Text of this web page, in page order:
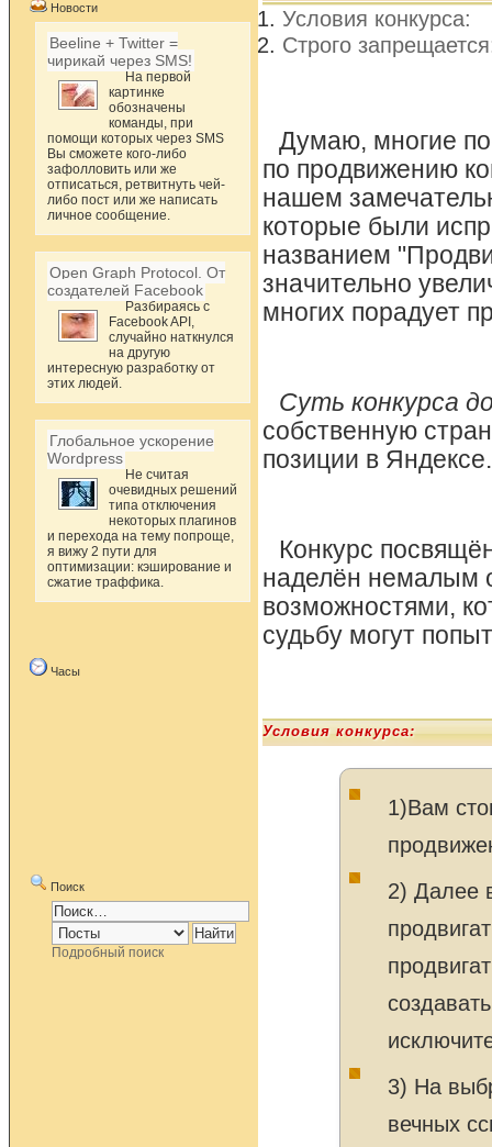
Новости
Beeline + Twitter =
чирикай через SMS!
На первой
картинке
обозначены
команды, при
помощи которых через SMS
Вы сможете кого-либо
зафолловить или же
отписаться, ретвитнуть чей-
либо пост или же написать
личное сообщение.
Open Graph Protocol. От
создателей Facebook
Разбираясь с
Facebook API,
случайно наткнулся
на другую
интересную разработку от
этих людей.
Глобальное ускорение
Wordpress
Не считая
очевидных решений
типа отключения
некоторых плагинов
и перехода на тему попроще,
я вижу 2 пути для
оптимизации: кэширование и
сжатие траффика.
Часы
Поиск
Подробный поиск
Условия конкурса:
Строго
Думаю, многие
по продвижению
нашем
которые были
названием
значительно
многих порадует
Суть конкурса
собственную
позиции в Яндексе.
Конкурс
наделён немалым
возможностями,
судьбу могут
Условия конкурса:
1)Вам
2) Далее
3) На
вечных